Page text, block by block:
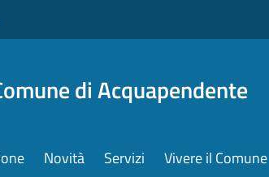
di Acquapendente
Novità Servizi Vivere il Comune